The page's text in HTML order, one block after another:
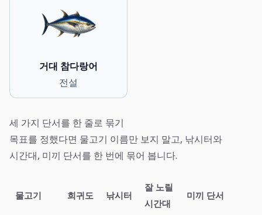
거대 참다랑어
전설
세 가지 단서를 한 줄로 묶기
목표를 정했다면 물고기 이름만 보지 말고, 낚시터와
시간대, 미끼 단서를 한 번에 묶어 봅니다.
물고기 희귀도 낚시터
잘 노릴
시간대
미끼 단서